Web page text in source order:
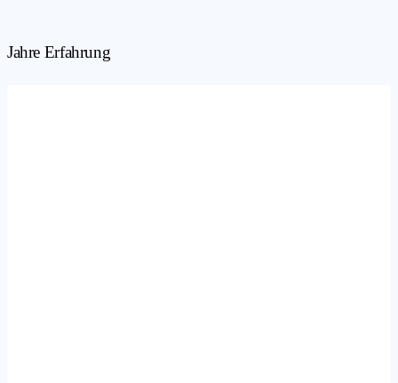
Jahre Erfahrung